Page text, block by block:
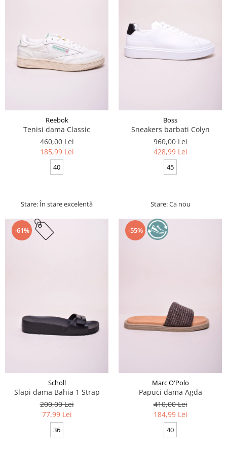
Reebok
Tenisi dama Classic
460,00 Lei
185,99 Lei
40
Stare: În stare excelentă
Boss
Sneakers barbati Colyn
960,00 Lei
428,99 Lei
45
Stare: Ca nou
-61%
Scholl
Slapi dama Bahia 1 Strap
200,00 Lei
77,99 Lei
36
-55%
Marc O'Polo
Papuci dama Agda
410,00 Lei
184,99 Lei
40